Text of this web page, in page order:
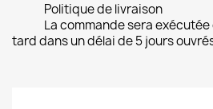
Politique de livraison
La commande sera
tard dans un délai de 5 jours